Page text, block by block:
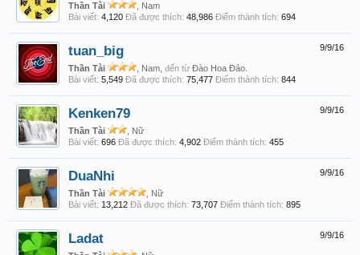
Thần Tài
, Nam
Bài viết: 4,120 Đã được thích: 48,986 Điểm thành tích: 694
9/9/16
tuan_big
Thần Tài , Nam, đến từ Đào Hoa Đảo.
Bài viết: 5,549 Đã được thích: 75,477 Điểm thành tích: 844
9/9/16
Kenken79
Thần Tài
, Nữ
Bài viết: 696 Đã được thích: 4,902 Điểm thành tích: 455
9/9/16
DuaNhi
Thần Tài
, Nữ
Bài viết: 13,212 Đã được thích: 73,707 Điểm thành tích: 895
9/9/16
Ladat